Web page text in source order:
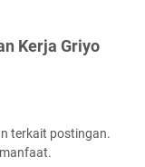
Kerja Griyo
terkait postingan.